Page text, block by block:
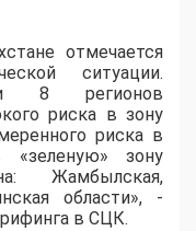
отмечается
ситуации.
и 8 регионов
риска в зону
риска в
зону
Жамбылская,
области», -
в СЦК.